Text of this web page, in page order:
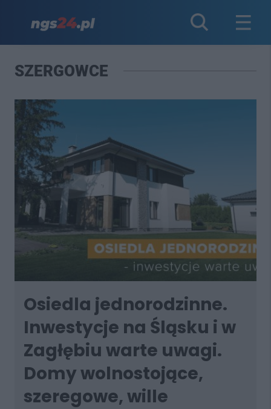
SZERGOWCE
Osiedla jednorodzinne.
Inwestycje na Śląsku i w
Zagłębiu warte uwagi.
Domy wolnostojące,
szeregowe, wille